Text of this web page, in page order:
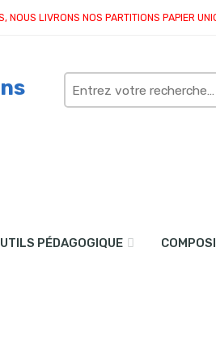
NOUS LIVRONS NOS PARTITIONS PAPIER
Search
here
PÉDAGOGIQUE